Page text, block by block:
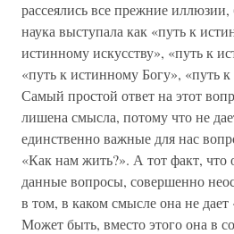
рассеялись все прежние
наука выступала как «путь к
истинному искусству», «путь к
«путь к истинному Богу», «путь
Самый простой ответ на этот
лишена смысла, потому что не
единственно важные для нас
«Как нам жить?». А тот факт, что
данные вопросы, совершенно
в том, в каком смысле она не дает
Может быть, вместо этого она в